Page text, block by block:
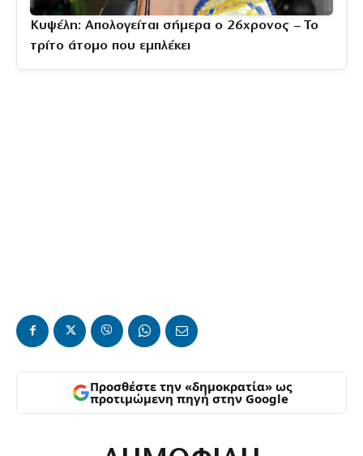
Κυψέλη: Απολογείται σήμερα ο 26χρονος – Το
τρίτο άτομο που εμπλέκει
Προσθέστε την «δημοκρατία» ως
προτιμώμενη πηγή στην Google